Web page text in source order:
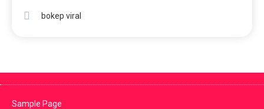
bokep viral
Sample Page